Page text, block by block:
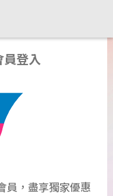
登入
員，盡享獨家優惠